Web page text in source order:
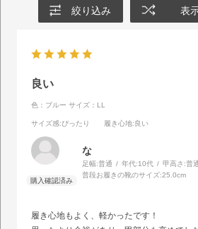
絞り込み 表
良い
色：ブルー サイズ：LL
サイズ感:ぴったり 履き心地:良い
な
足幅:普通 年代:10代 甲高さ:普
普段お履きの靴のサイズ:25.0cm
履き心地もよく、軽かったです！